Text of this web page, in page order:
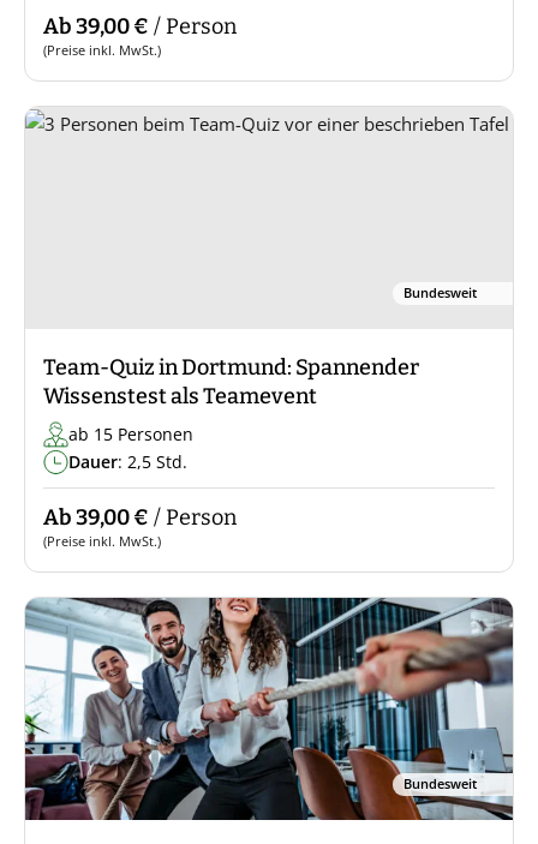
Ab 39,00 € / Person
(Preise inkl. MwSt.)
Bundesweit
Team-Quiz in Dortmund: Spannender
Wissenstest als Teamevent
ab 15 Personen
Dauer: 2,5 Std.
Ab 39,00 € / Person
(Preise inkl. MwSt.)
Bundesweit